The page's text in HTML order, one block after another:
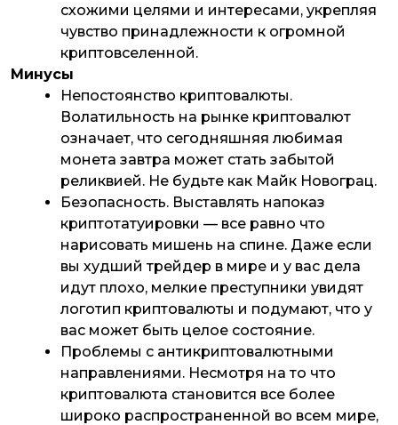
схожими целями и интересами, укрепляя
чувство принадлежности к огромной
криптовселенной.
Минусы
Непостоянство криптовалюты.
Волатильность на рынке криптовалют
означает, что сегодняшняя любимая
монета завтра может стать забытой
реликвией. Не будьте как Майк Новограц.
Безопасность. Выставлять напоказ
криптотатуировки — все равно что
нарисовать мишень на спине. Даже если
вы худший трейдер в мире и у вас дела
идут плохо, мелкие преступники увидят
логотип криптовалюты и подумают, что у
вас может быть целое состояние.
Проблемы с антикриптовалютными
направлениями. Несмотря на то что
криптовалюта становится все более
широко распространенной во всем мире,